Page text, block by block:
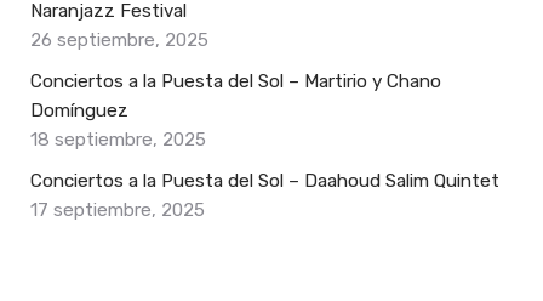
Naranjazz Festival
26 septiembre, 2025
Conciertos a la Puesta del Sol – Martirio y Chano
Domínguez
18 septiembre, 2025
Conciertos a la Puesta del Sol – Daahoud Salim Quintet
17 septiembre, 2025